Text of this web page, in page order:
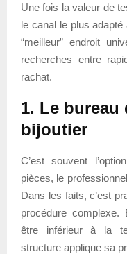
Une fois la valeur de
le canal le plus
“meilleur” endroit
recherches entre
rachat.
1. Le bureau
bijoutier
C’est souvent
pièces, le
Dans les faits, c’est
procédure
être inférieur à la
structure applique sa